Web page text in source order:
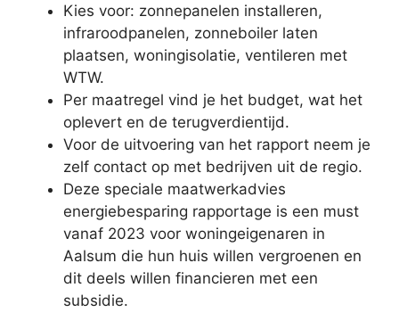
Kies voor: zonnepanelen installeren,
infraroodpanelen, zonneboiler laten
plaatsen, woningisolatie, ventileren met
WTW.
Per maatregel vind je het budget, wat het
oplevert en de terugverdientijd.
Voor de uitvoering van het rapport neem je
zelf contact op met bedrijven uit de regio.
Deze speciale maatwerkadvies
energiebesparing rapportage is een must
vanaf 2023 voor woningeigenaren in
Aalsum die hun huis willen vergroenen en
dit deels willen financieren met een
subsidie.